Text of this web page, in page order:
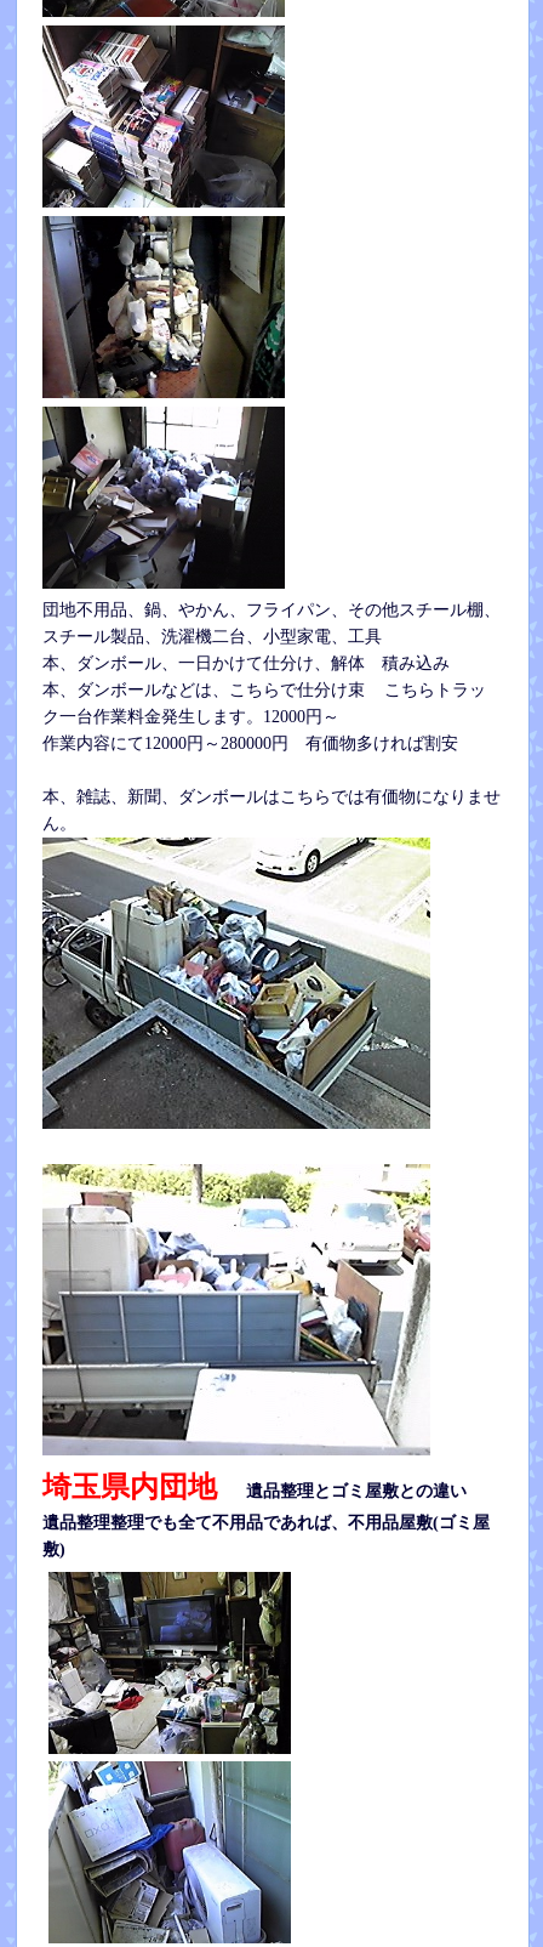
団地不用品、鍋、やかん、フライパン、その他スチール棚、
スチール製品、洗濯機二台、小型家電、工具
本、ダンボール、一日かけて仕分け、解体 積み込み
本、ダンボールなどは、こちらで仕分け束 こちらトラッ
ク一台作業料金発生します。12000円～
作業内容にて12000円～280000円 有価物多ければ割安
本、雑誌、新聞、ダンボールはこちらでは有価物になりませ
ん。
埼玉県内団地遺品整理とゴミ屋敷との違い
遺品整理整理でも全て不用品であれば、不用品屋敷(ゴミ屋
敷)